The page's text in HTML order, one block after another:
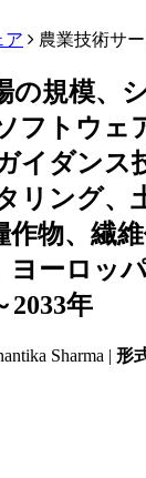
ア 農業技術サ
の規模、
フトウ
イダンス
リング、
作物、繊
ヨーロッ
2033年
Sharma | 形